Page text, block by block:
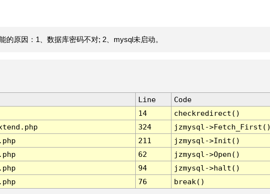
的原因：1、数据库密码不对; 2、mysql未启动。
Line
Code
14
checkredirect()
324
jzmysql-
211
jzmysql->Init()
62
jzmysql->Open()
94
jzmysql->halt()
76 break()